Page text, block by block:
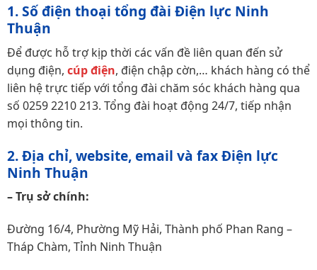
1. Số điện thoại tổng đài Điện lực Ninh
Thuận
Để được hỗ trợ kịp thời các vấn đề liên quan đến sử
dụng điện, cúp điện, điện chập cờn,… khách hàng có thể
liên hệ trực tiếp với tổng đài chăm sóc khách hàng qua
số 0259 2210 213. Tổng đài hoạt động 24/7, tiếp nhận
mọi thông tin.
2. Địa chỉ, website, email và fax Điện lực
Ninh Thuận
– Trụ sở chính:
Đường 16/4, Phường Mỹ Hải, Thành phố Phan Rang –
Tháp Chàm, Tỉnh Ninh Thuận